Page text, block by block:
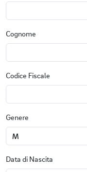
Cognome
Codice Fiscale
Genere
Data di Nascita